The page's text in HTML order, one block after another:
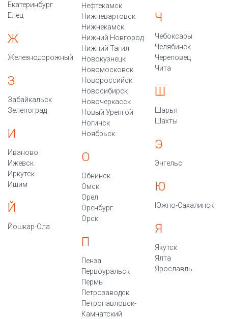
Екатеринбург
Елец
Ж
Железнодорожный
З
Забайкальск
Зеленоград
И
Иваново
Ижевск
Иркутск
Ишим
Й
Йошкар-Ола
Нефтекамск
Нижневартовск
Нижнекамск
Нижний Новгород
Нижний Тагил
Новокузнецк
Новомосковск
Новороссийск
Новосибирск
Новочеркасск
Новый Уренгой
Ногинск
Ноябрьск
О
Обнинск
Омск
Орел
Оренбург
Орск
П
Пенза
Первоуральск
Пермь
Петрозаводск
Петропавловск-
Камчатский
Ч
Чебоксары
Челябинск
Череповец
Чита
Ш
Шарья
Шахты
Э
Энгельс
Ю
Южно-Сахалинск
Я
Якутск
Ялта
Ярославль